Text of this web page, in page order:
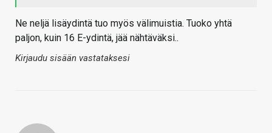
Ne neljä lisäydintä tuo myös välimuistia. Tuoko yhtä
paljon, kuin 16 E-ydintä, jää nähtäväksi..
Kirjaudu sisään vastataksesi